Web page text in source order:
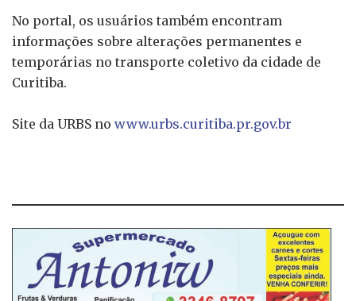
No portal, os usuários também encontram
informações sobre alterações permanentes e
temporárias no transporte coletivo da cidade de
Curitiba.
Site da URBS no www.urbs.curitiba.pr.gov.br